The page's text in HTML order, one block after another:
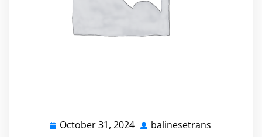
October 31, 2024 October
balinesetrans